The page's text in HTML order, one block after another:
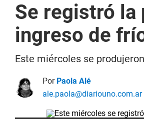
Se registró la
ingreso de
Este miércoles se
Por Paola Alé
ale.paola@diariouno.com.ar